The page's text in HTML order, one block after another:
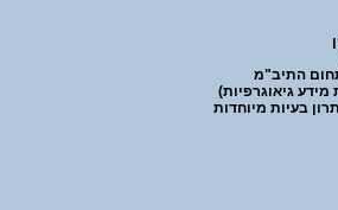
התיב"מ
גיאוגרפיות)
בעיות מיוחדות